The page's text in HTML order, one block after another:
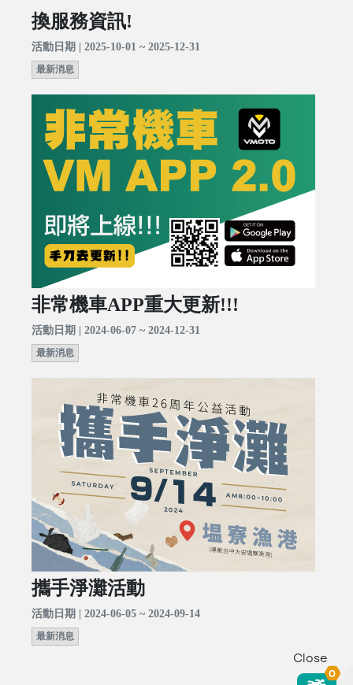
換服務資訊!
活動日期 | 2025-10-01 ~ 2025-12-31
最新消息
非常機車APP重大更新!!!
活動日期 | 2024-06-07 ~ 2024-12-31
最新消息
攜手淨灘活動
活動日期 | 2024-06-05 ~ 2024-09-14
最新消息
Close
0